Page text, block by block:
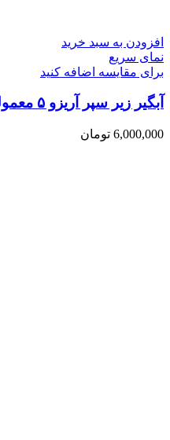
افزودن به سبد خرید
نمای سریع
برای مقایسه اضافه کنید
آبگیر زیر سپر آریزو ۵ معمولی ARRIZO 5
6,000,000 تومان